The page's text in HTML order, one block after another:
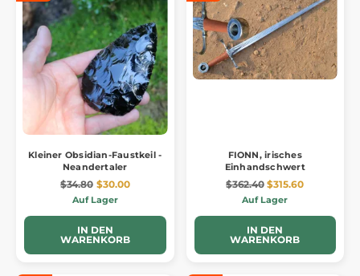
Kleiner Obsidian-Faustkeil -
Neandertaler
$34.80 $30.00
Auf Lager
IN DEN
WARENKORB
FIONN, irisches
Einhandschwert
$362.40 $315.60
Auf Lager
IN DEN
WARENKORB